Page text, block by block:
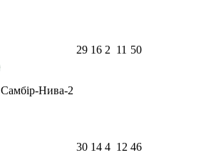
Самбір-Нива-2
29 16 2 11 50
30 14 4 12 46